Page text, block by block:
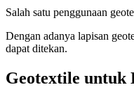
Salah satu penggunaan
Dengan adanya lapisan
dapat ditekan.
Geotextile untuk